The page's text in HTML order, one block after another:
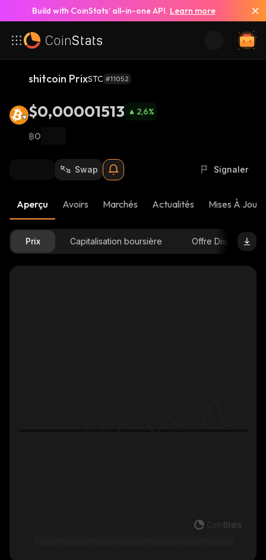
Build with CoinStats’ all-in-one API. Learn more
shitcoin PrixSTC #11052
$0,00001513 2,6%
฿0
Swap Signaler
Aperçu Avoirs Marchés Actualités Mises À Jour
Prix Capitalisation boursière Offre Disponible